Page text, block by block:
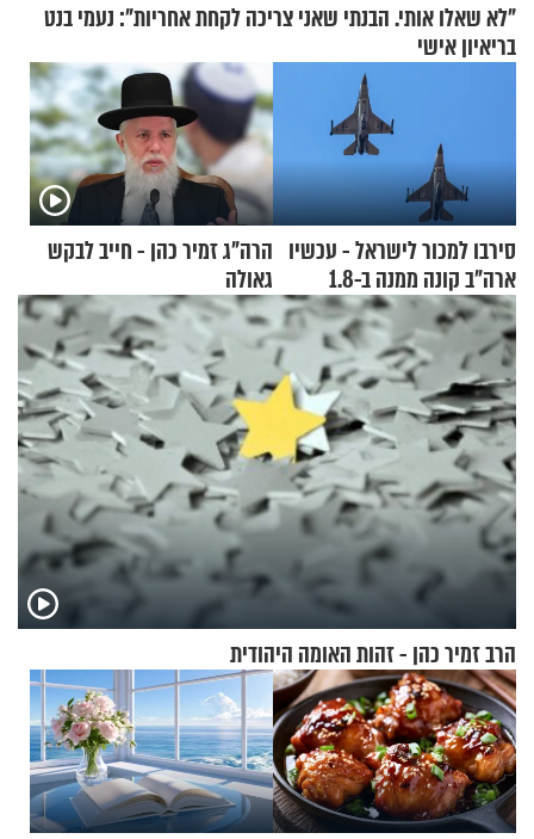
"לא שאלו אותי. הבנתי שאני צריכה לקחת אחריות": נעמי בנט
בריאיון אישי
סירבו למכור לישראל - עכשיו
ארה"ב קונה ממנה ב-1.8
מיליארד דולר
הרה"ג זמיר כהן - חייב לבקש
גאולה
הרב זמיר כהן - זהות האומה היהודית